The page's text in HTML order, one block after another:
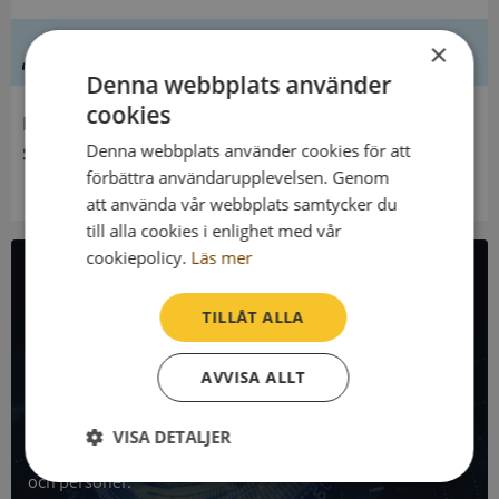
Innehavare
Stiftelsen Laura Lindahls Donationsfond
All företagsdata i API
Få all denna företagsinformation i Syna API
Syna API är ett blixtsnabbt API där du kan hämta
registrerade företagsuppgifter, betalningsanmärkningar,
skatteuppgifter och mycket mer på alla Sveriges företag
och personer.
×
Denna webbplats använder
cookies
Denna webbplats använder cookies för att
förbättra användarupplevelsen. Genom
att använda vår webbplats samtycker du
till alla cookies i enlighet med vår
cookiepolicy. Läs mer
TILLÅT ALLA
AVVISA ALLT
VISA DETALJER
Strikt
Prestanda Inriktning